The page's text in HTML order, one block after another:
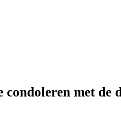
condoleren met de